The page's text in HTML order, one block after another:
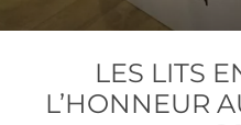
LES LITS
L’HONNEUR